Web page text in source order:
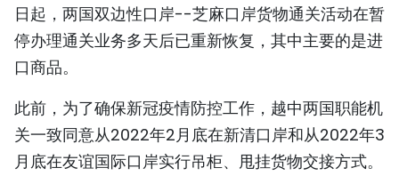
图库
人民报社简介
TIẾNG VIỆT
日起，两国双边性口岸--芝麻口岸货物通关活动在暂
停办理通关业务多天后已重新恢复，其中主要的是进
口商品。
此前，为了确保新冠疫情防控工作，越中两国职能机
关一致同意从2022年2月底在新清口岸和从2022年3
月底在友谊国际口岸实行吊柜、甩挂货物交接方式。